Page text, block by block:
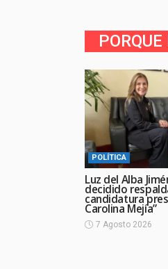
POLÍTICA
Luz del Alba
decidido
candidatura
Carolina Mejía”
7 Agosto 2026